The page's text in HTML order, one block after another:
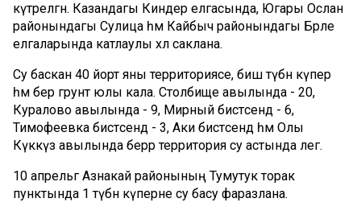
күтәрелгән. Казандагы Киндер елгасында, Югары Ослан
районындагы Сулица һәм Кайбыч районындагы Бәрле
елгаларында катлаулы хәл саклана.
Су баскан 40 йорт яны территориясе, биш түбән күпер
һәм бер грунт юлы кала. Столбище авылында - 20,
Куралово авылында - 9, Мирный бистәсендә - 6,
Тимофеевка бистәсендә - 3, Аки бистәсендә һәм Олы
Күккүз авылында берәр территория су астында әлегә.
10 апрельгә Азнакай районының Тумутук торак
пунктында 1 түбән күперне су басу фаразлана.